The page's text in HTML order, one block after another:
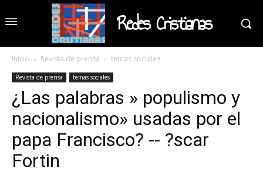
Redes Cristianas
Inicio Revista de prensa temas sociales
Revista de prensa temas sociales
¿Las palabras » populismo y
nacionalismo» usadas por el
papa Francisco? -- ?scar
Fortin